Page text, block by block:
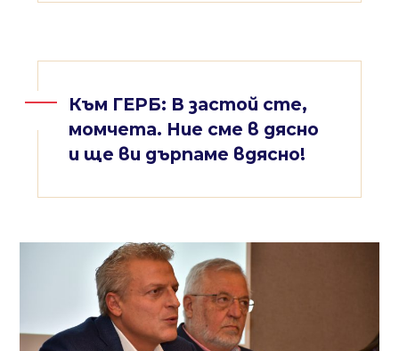
Към ГЕРБ: В застой сте,
момчета. Ние сме в дясно
и ще ви дърпаме вдясно!